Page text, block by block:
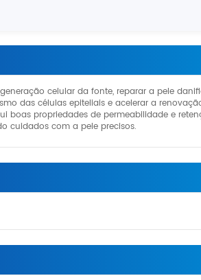
celular da fonte, reparar a pele
das células epiteliais e acelerar a
boas propriedades de permeabilidade e
cuidados com a pele precisos.